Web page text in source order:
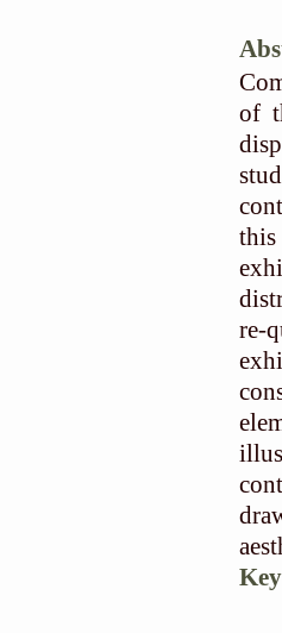
of
re-